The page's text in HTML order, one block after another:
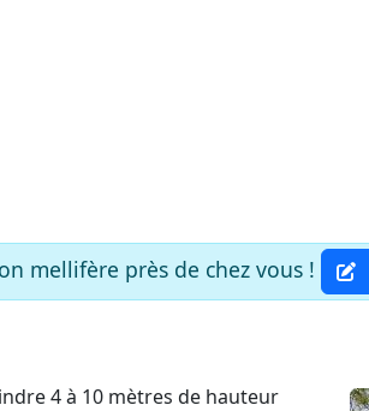
mellifère près de chez vous !
4 à 10 mètres de hauteur